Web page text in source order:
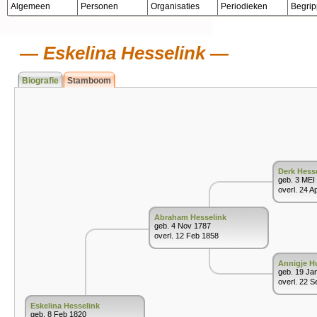
Algemeen Personen Organisaties Periodieken
Eskelina Hesselink
Biografie Stamboom
Eskelina Hesselink
geb. 8 Feb 1820
Abraham Hesselink
geb. 4 Nov 1787
overl. 12 Feb 1858
Derk
geb. 3 MEI
overl. 24
Annigje
geb. 19
overl. 22